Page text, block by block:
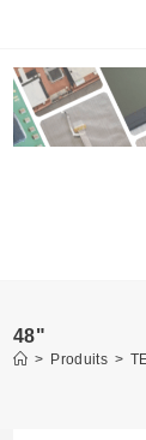
content
48"
> Produits >